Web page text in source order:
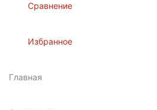
Сравнение
Избранное
Главная